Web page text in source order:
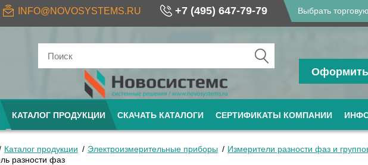
INFO@NOVOSYSTEMS.RU +7 (495) 647-79-79 Выбрать
Оформить
КАТАЛОГ ПРОДУКЦИИ СКАЧАТЬ КАТАЛОГИ СЕРТИФИКАТЫ КОМПАНИИ
Каталог продукции Электроизмерительные приборы Измерители разности фаз и
разности фаз